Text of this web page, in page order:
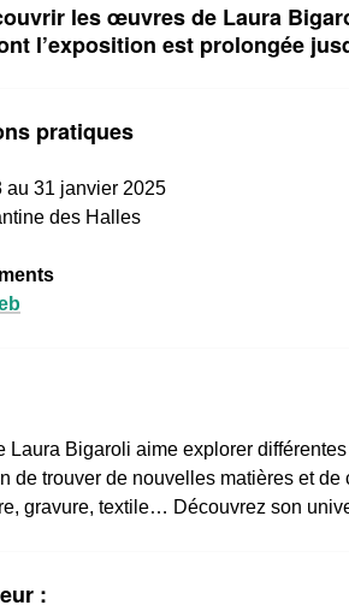
les œuvres de Laura
l’exposition est prolongée
pratiques
au 31 janvier 2025
des Halles
Laura Bigaroli aime explorer
de trouver de nouvelles matières et de
gravure, textile… Découvrez son
: